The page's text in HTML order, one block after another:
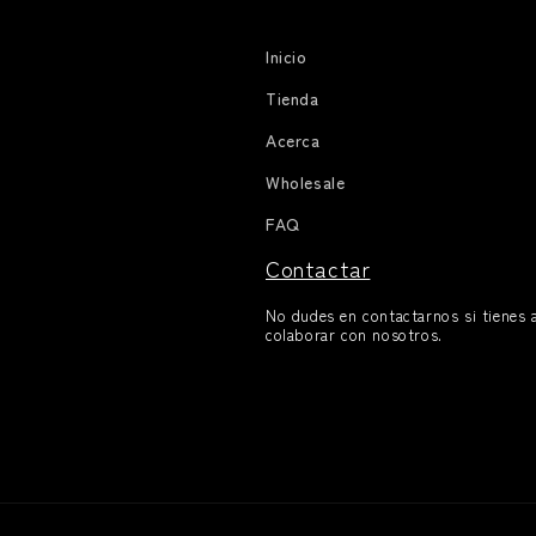
Inicio
Tienda
Acerca
Wholesale
FAQ
Contactar
No dudes en contactarnos si tienes
colaborar con nosotros.